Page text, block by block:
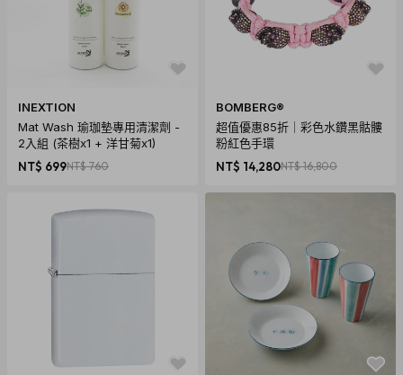
商品規格
商品內容物:
食材牌48張(五穀雜糧12張/湯12張/菜8張/海鮮8張/肉4張/人蔘
2張/蔘甘甜2張)
餐點牌35張(一元13張/兩元13張/三元6張/四元3張)
商品材質:紙
適合年齡:8歲以上 MADE WITH LOVE IN TAIWAN
有笑期限:無限 UNLIMITED EXPIRY OF LAUGHTER
INEXTION
Mat Wash 瑜珈墊專用清潔劑 -
2入組 (茶樹x1 + 洋甘菊x1)
NT$ 699NT$ 760
BOMBERG®
超值優惠85折｜彩色水鑽黑骷髏
粉紅色手環
NT$ 14,280NT$ 16,800